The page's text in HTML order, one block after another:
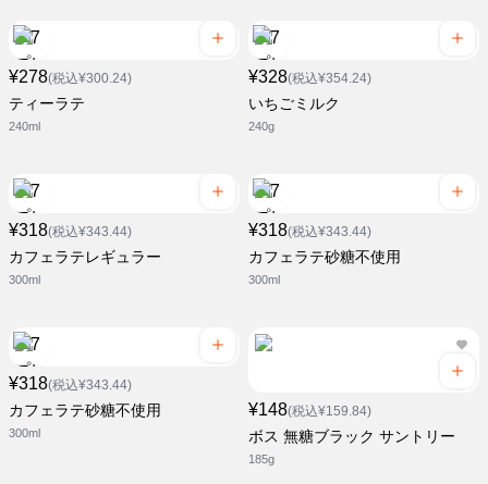
¥278(税込¥300.24)
ティーラテ
240ml
¥328(税込¥354.24)
いちごミルク
240g
¥318(税込¥343.44)
カフェラテレギュラー
300ml
¥318(税込¥343.44)
カフェラテ砂糖不使用
300ml
¥318(税込¥343.44)
カフェラテ砂糖不使用
300ml
¥148(税込¥159.84)
ボス 無糖ブラック サントリー
185g